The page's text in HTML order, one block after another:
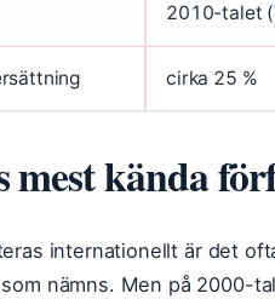
2010-talet (
cirka 25 %
mest kända
internationellt är det
nämns. Men på 2000-